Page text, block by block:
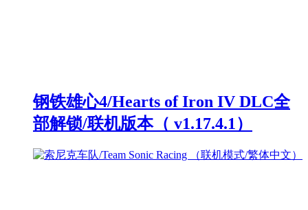
钢铁雄心4/Hearts of Iron IV DLC全
部解锁/联机版本（ v1.17.4.1）